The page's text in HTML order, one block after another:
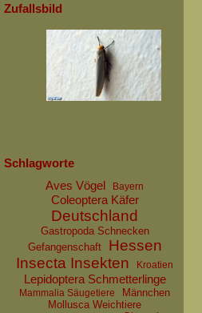
Zufallsbild
Schlagworte
Aves Vögel
Bayern
Coleoptera Käfer
Deutschland
Gastropoda Schnecken
Gefangenschaft
Hessen
Insecta Insekten
Kroatien
Lepidoptera Schmetterlinge
Mammalia Säugetiere
Männchen
Mollusca Weichtiere